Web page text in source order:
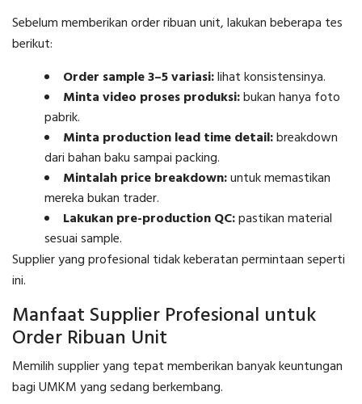
Sebelum memberikan order ribuan unit, lakukan beberapa tes
berikut:
Order sample 3–5 variasi:lihat konsistensinya.
Minta video proses produksi:bukan hanya foto
pabrik.
Minta production lead time detail:breakdown
dari bahan baku sampai packing.
Mintalah price breakdown:untuk memastikan
mereka bukan trader.
Lakukan pre-production QC:pastikan material
sesuai sample.
Supplier yang profesional tidak keberatan permintaan seperti
ini.
Manfaat Supplier Profesional untuk
Order Ribuan Unit
Memilih supplier yang tepat memberikan banyak keuntungan
bagi UMKM yang sedang berkembang.